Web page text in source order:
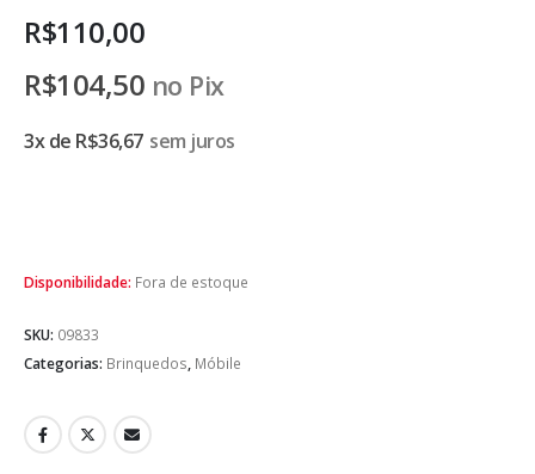
R$110,00
R$104,50 no Pix
3x de R$36,67 sem juros
Disponibilidade: Fora de estoque
SKU: 09833
Categorias: Brinquedos, Móbile